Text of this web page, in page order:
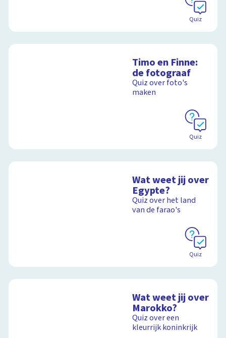
Quiz
Timo en Finne:
de fotograaf
Quiz over foto's
maken
Quiz
Wat weet jij over
Egypte?
Quiz over het land
van de farao's
Quiz
Wat weet jij over
Marokko?
Quiz over een
kleurrijk koninkrijk